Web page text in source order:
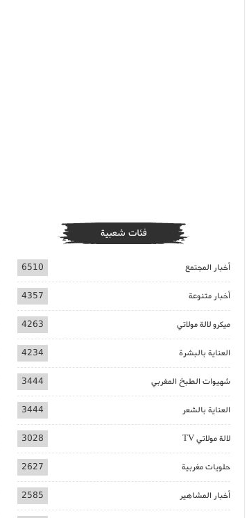
فئات شعبية
أخبار المجتمع 6510
أخبار متنوعة 4357
ميكرو لالة مولاتي 4263
العناية بالبشرة 4234
شهيوات الطبخ المغربي 3444
العناية بالشعر 3444
لالة مولاتي TV 3028
حلويات مغربية 2627
أخبار المشاهير 2585